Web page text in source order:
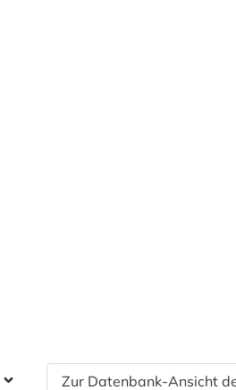
Zur Datenbank-Ansicht